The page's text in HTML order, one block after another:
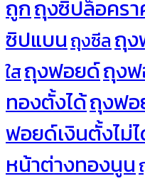
ถูกถุงซิปล็อคร
ซิปแบนถุงซีลถุ
ใสถุงฟอยด์ถุง
ทองตั้งได้ถุงฟอ
ฟอยด์เงินตั้งไม่
หน้าต่างทองนูน